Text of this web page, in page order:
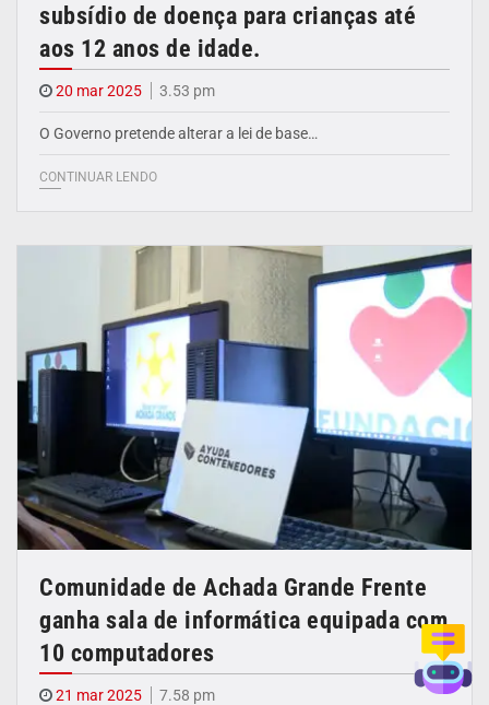
subsídio de doença para crianças até
aos 12 anos de idade.
20 mar 2025 3.53 pm
O Governo pretende alterar a lei de base…
CONTINUAR LENDO
Comunidade de Achada Grande Frente
ganha sala de informática equipada com
10 computadores
21 mar 2025 7.58 pm